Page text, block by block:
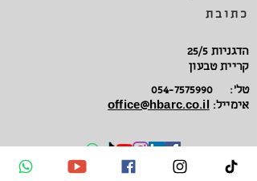
כתובת
הדגניות 25/5
קריית טבעון
טל': 054-7575990
אימייל:office@hbarc.co.il